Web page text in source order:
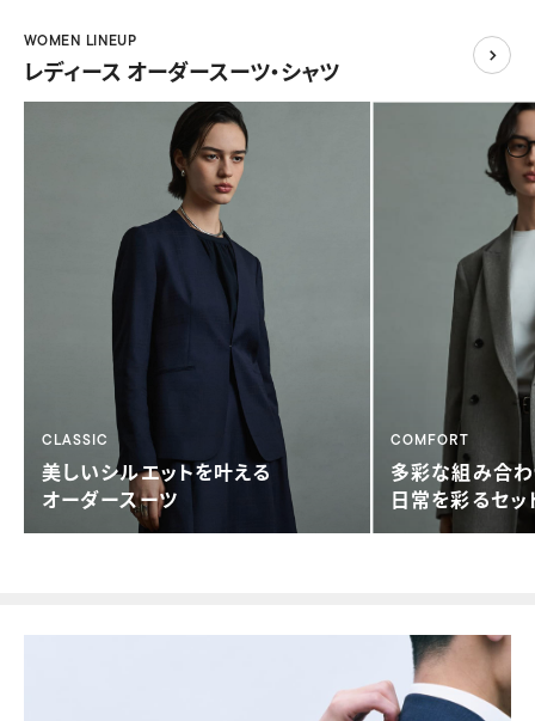
WOMEN LINEUP
レディース オーダースーツ・シャツ
CLASSIC
美しいシルエットを叶える
オーダースーツ
COMFORT
多彩な組み合
日常を彩るセッ